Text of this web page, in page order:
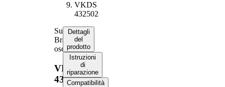
VKDS
432502
Supporto,
Braccio
oscillante
VKDS
432502
Dettagli
del
prodotto
Istruzioni
di
riparazione
Compatibilità